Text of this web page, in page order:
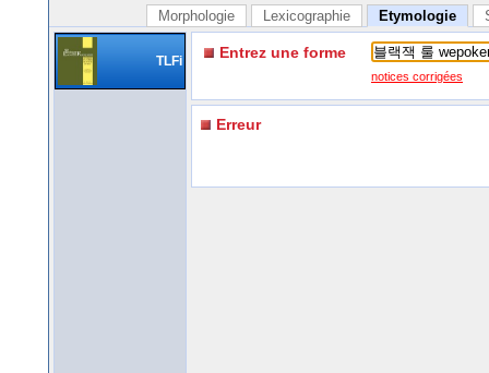
Morphologie Lexicographie Etymologie
TLFi Entrez une forme
notices corrigées
Erreur